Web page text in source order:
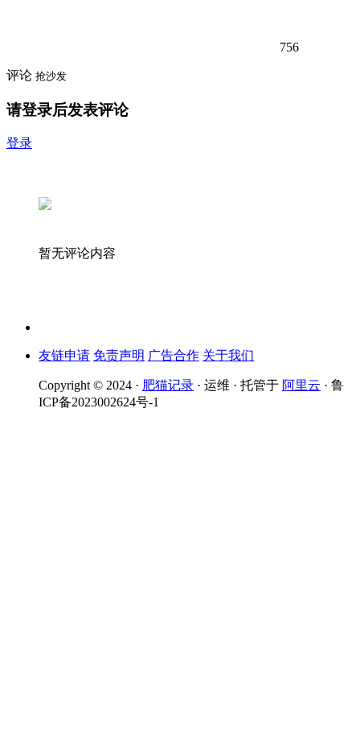
756
评论 抢沙发
请登录后发表评论
登录
暂无评论内容
友链申请 免责声明 广告合作 关于我们
Copyright © 2024 · 肥猫记录 · 运维 · 托管于 阿里云 · 鲁
ICP备2023002624号-1